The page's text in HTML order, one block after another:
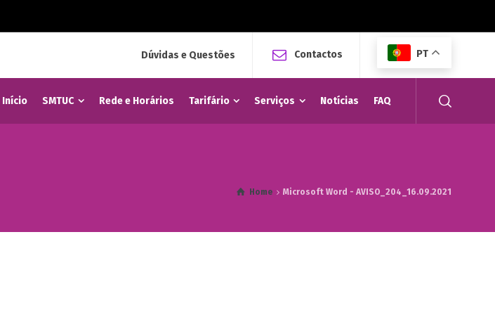
Dúvidas e Questões Contactos PT
Início SMTUC Rede e Horários Tarifário Serviços Notícias FAQ
Home Microsoft Word - AVISO_204_16.09.2021